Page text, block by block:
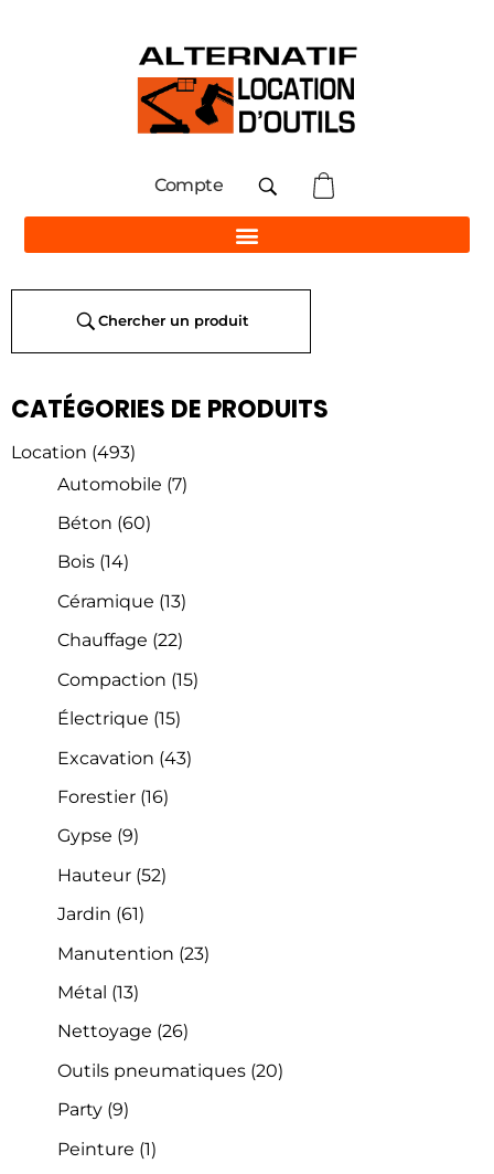
Compte
Chercher un produit
CATÉGORIES DE PRODUITS
Location (493)
Automobile (7)
Béton (60)
Bois (14)
Céramique (13)
Chauffage (22)
Compaction (15)
Électrique (15)
Excavation (43)
Forestier (16)
Gypse (9)
Hauteur (52)
Jardin (61)
Manutention (23)
Métal (13)
Nettoyage (26)
Outils pneumatiques (20)
Party (9)
Peinture (1)